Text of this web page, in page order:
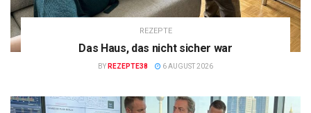
REZEPTE
Das Haus, das nicht sicher war
BY REZEPTE38 6 AUGUST 2026